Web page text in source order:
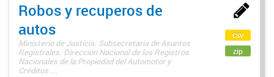
Robos y recuperos de
autos
Ministerio de Justicia. Subsecretaría de Asuntos
Registrales. Dirección Nacional de los Registros
Nacionales de la Propiedad del Automotor y
Créditos ...
csv
zip